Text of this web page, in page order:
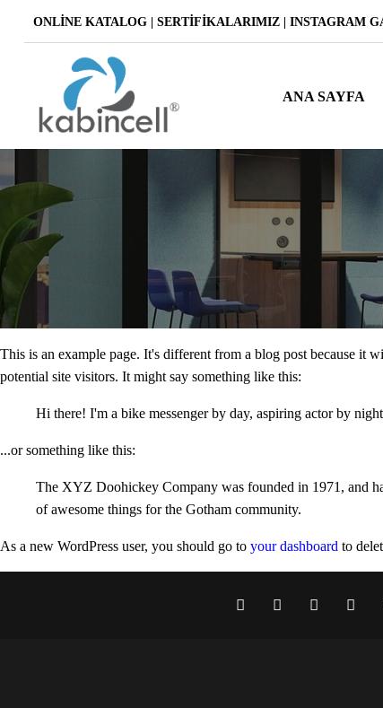
ONLINE KATALOG | SERTIFIKALARIMIZ | INSTAGRAM
ANA SAYFA
This is an example page. It's different from a blog post because it
potential site visitors. It might say something like this:
Hi there! I'm a bike messenger by day, aspiring actor by
...or something like this:
The XYZ Doohickey Company was founded in 1971, and
of awesome things for the Gotham community.
As a new WordPress user, you should go to your dashboard to